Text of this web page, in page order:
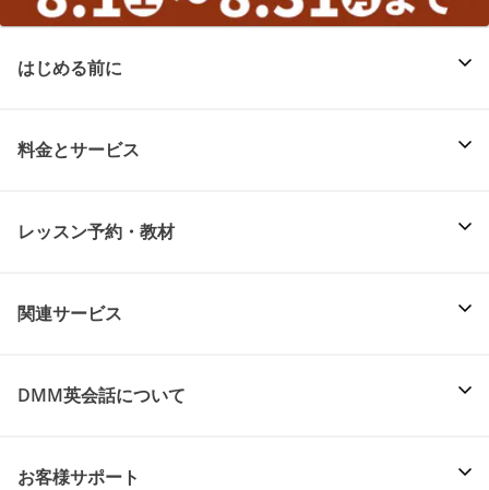
はじめる前に
料金とサービス
レッスン予約・教材
関連サービス
DMM英会話について
お客様サポート